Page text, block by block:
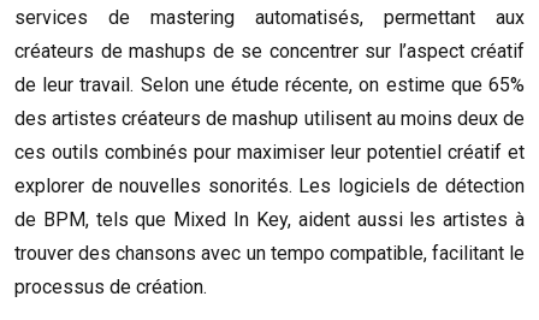
services de mastering automatisés, permettant aux
créateurs de mashups de se concentrer sur l’aspect créatif
de leur travail. Selon une étude récente, on estime que 65%
des artistes créateurs de mashup utilisent au moins deux de
ces outils combinés pour maximiser leur potentiel créatif et
explorer de nouvelles sonorités. Les logiciels de détection
de BPM, tels que Mixed In Key, aident aussi les artistes à
trouver des chansons avec un tempo compatible, facilitant le
processus de création.